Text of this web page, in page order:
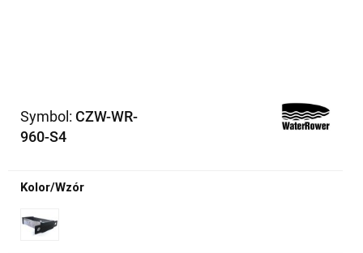
Symbol: CZW-WR-
960-S4
Kolor/Wzór